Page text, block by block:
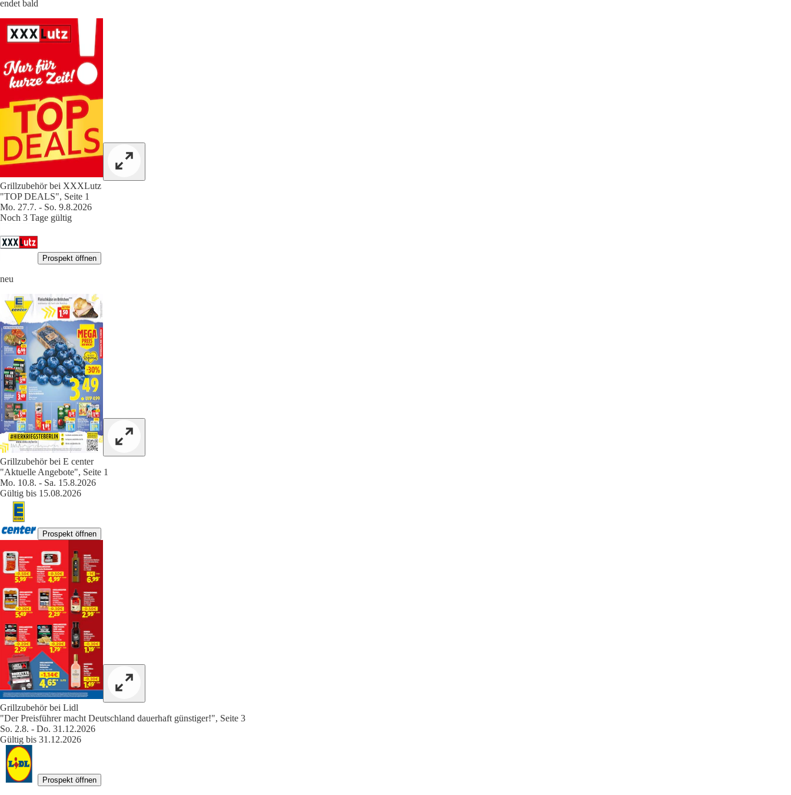
endet bald
Grillzubehör bei XXXLutz
"TOP DEALS", Seite 1
Mo. 27.7. - So. 9.8.2026
Noch 3 Tage gültig
Prospekt öffnen
neu
Grillzubehör bei E center
"Aktuelle Angebote", Seite 1
Mo. 10.8. - Sa. 15.8.2026
Gültig bis 15.08.2026
Prospekt öffnen
Grillzubehör bei Lidl
"Der Preisführer macht Deutschland dauerhaft günstiger!", Seite 3
So. 2.8. - Do. 31.12.2026
Gültig bis 31.12.2026
Prospekt öffnen